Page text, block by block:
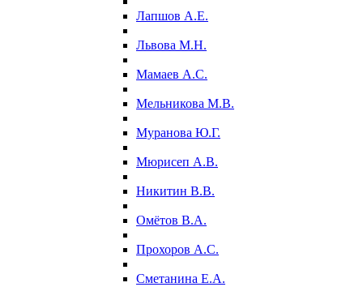
Лапшов А.Е.
Львова М.Н.
Мамаев А.С.
Мельникова М.В.
Муранова Ю.Г.
Мюрисеп А.В.
Никитин В.В.
Омётов В.А.
Прохоров А.С.
Сметанина Е.А.